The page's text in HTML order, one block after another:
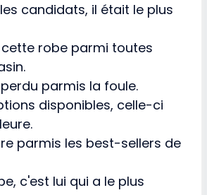
candidats, il était le plus
cette robe parmi toutes
parmis la foule.
disponibles, celle-ci
parmis les best-sellers de
c'est lui qui a le plus